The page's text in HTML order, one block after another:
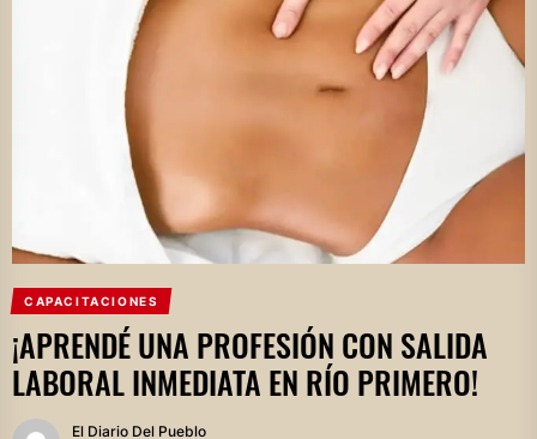
CAPACITACIONES
¡APRENDÉ UNA PROFESIÓN CON SALIDA
LABORAL INMEDIATA EN RÍO PRIMERO!
El Diario Del Pueblo